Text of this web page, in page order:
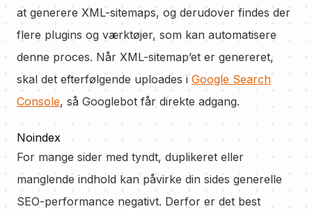
at generere XML-sitemaps, og derudover findes der
flere plugins og værktøjer, som kan automatisere
denne proces. Når XML-sitemap’et er genereret,
skal det efterfølgende uploades i Google Search
Console, så Googlebot får direkte adgang.
Noindex
For mange sider med tyndt, duplikeret eller
manglende indhold kan påvirke din sides generelle
SEO-performance negativt. Derfor er det best